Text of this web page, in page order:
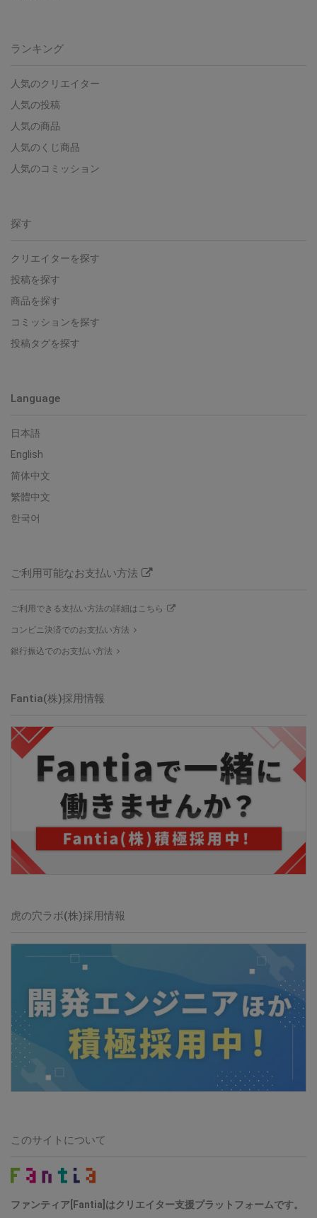
ランキング
人気のクリエイター
人気の投稿
人気の商品
人気のくじ商品
人気のコミッション
探す
クリエイターを探す
投稿を探す
商品を探す
コミッションを探す
投稿タグを探す
Language
日本語
English
简体中文
繁體中文
한국어
ご利用可能なお支払い方法
ご利用できる支払い方法の詳細はこちら
コンビニ決済でのお支払い方法
銀行振込でのお支払い方法
Fantia(株)採用情報
虎の穴ラボ(株)採用情報
このサイトについて
ファンティア[Fantia]はクリエイター支援プラットフォームです。